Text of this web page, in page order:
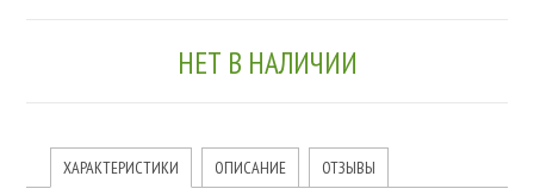
НЕТ В НАЛИЧИИ
ХАРАКТЕРИСТИКИ ОПИСАНИЕ ОТЗЫВЫ